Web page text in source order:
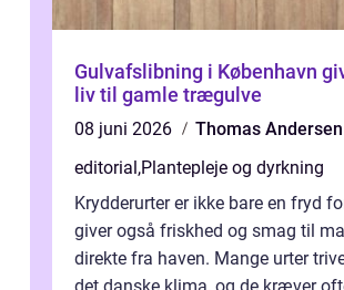
Gulvafslibning i København
liv til gamle trægulve
08 juni 2026
Thomas Andersen
editorial,Plantepleje og dyrkning
Krydderurter er ikke bare en fryd
giver også friskhed og smag til
direkte fra haven. Mange urter